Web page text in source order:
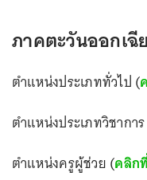
ภาคตะวันออกเฉี
ตำแหน่งประเภททั่วไป (
ตำแหน่งประเภทวิชากา
ตำแหน่งครูผู้ช่วย (คลิก